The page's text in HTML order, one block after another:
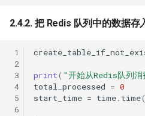
2.4.2. 把 Redis 队列中的数据
1
2
3
4
5
6
print( "开始从Redis队列
total_processed = 0
start_time = time. time